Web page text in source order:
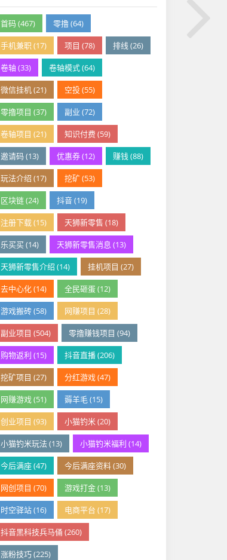
首码 (467) 零撸 (64)
手机兼职 (17) 项目 (78) 排线 (26)
卷轴 (33) 卷轴模式 (64)
微信挂机 (21) 空投 (55)
零撸项目 (37) 副业 (72)
卷轴项目 (21) 知识付费 (59)
邀请码 (13) 优惠券 (12) 赚钱 (88)
玩法介绍 (17) 挖矿 (53)
区块链 (24) 抖音 (19)
注册下载 (15) 天狮新零售 (18)
乐买买 (14) 天狮新零售消息 (13)
天狮新零售介绍 (14) 挂机项目 (27)
去中心化 (14) 全民砸蛋 (12)
游戏搬砖 (58) 网赚项目 (28)
副业项目 (504) 零撸赚钱项目 (94)
购物返利 (15) 抖音直播 (206)
挖矿项目 (27) 分红游戏 (47)
网赚游戏 (51) 薅羊毛 (15)
创业项目 (93) 小猫钓米 (20)
小猫钓米玩法 (13) 小猫钓米福利 (14)
今后满座 (47) 今后满座资料 (30)
网创项目 (70) 游戏打金 (13)
时空驿站 (16) 电商平台 (17)
抖音黑科技兵马俑 (260)
涨粉技巧 (225)